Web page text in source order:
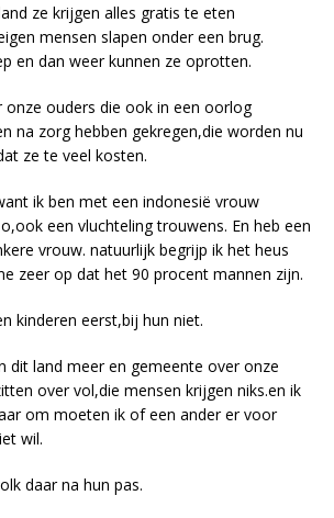
ze krijgen alles gratis te eten
mensen slapen onder een brug.
en dan weer kunnen ze oprotten.
onze ouders die ook in een oorlog
na zorg hebben gekregen,die worden nu
ze te veel kosten.
ik ben met een indonesië vrouw
een vluchteling trouwens. En heb een
vrouw. natuurlijk begrijp ik het heus
zeer op dat het 90 procent mannen zijn.
kinderen eerst,bij hun niet.
dit land meer en gemeente over onze
over vol,die mensen krijgen niks.en ik
om moeten ik of een ander er voor
wil.
daar na hun pas.